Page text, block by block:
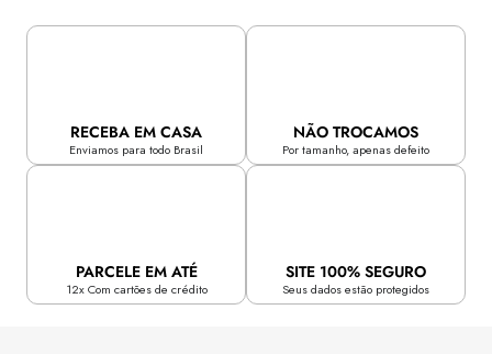
RECEBA EM CASA
Enviamos para todo Brasil
NÃO TROCAMOS
Por tamanho, apenas defeito
PARCELE EM ATÉ
12x Com cartões de crédito
SITE 100% SEGURO
Seus dados estão protegidos